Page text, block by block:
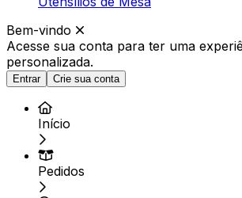
Bem-vindo
Acesse sua conta para ter uma
personalizada.
Entrar Crie sua conta
Início
Pedidos